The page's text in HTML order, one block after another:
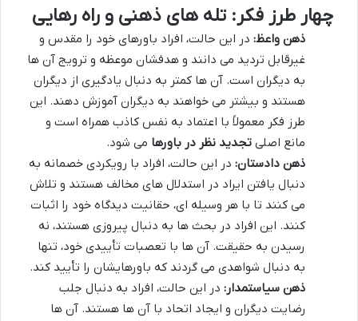
چهار طرز فکر: تله های ذهنی و راه رهایی
ذهن واعظ: در این حالت، افراد باورهای خود را مقدس و
غیرقابل تردید می دانند و هدفشان موعظه و ترویج آن ها
به دیگران است. آن ها کمتر به دنبال یادگیری از دیگران
هستند و بیشتر می خواهند به دیگران آموزش دهند. این
طرز فکر معمولاً با اعتماد به نفس کاذب همراه است و
مانع اصلی تجدید نظر در باورها می شود.
ذهن دادستان: در این حالت، افراد با رویکردی خصمانه به
دنبال یافتن ایراد در استدلال های مخالف هستند و تلاش
می کنند تا با هر وسیله ای، حقانیت دیدگاه خود را اثبات
کنند. این افراد در بحث ها به دنبال پیروزی هستند، نه
رسیدن به حقیقت. آن ها با تعصبات تأییدی خود، تنها
به دنبال شواهدی می گردند که باورهایشان را تأیید کند.
ذهن سیاستمدار: در این حالت، افراد به دنبال جلب
رضایت دیگران و ایجاد اتحاد با آن ها هستند. آن ها